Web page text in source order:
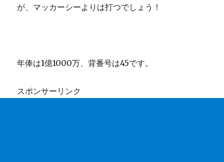
が、マッカーシーよりは打つでしょう！
年俸は1億1000万、背番号は45です。
スポンサーリンク